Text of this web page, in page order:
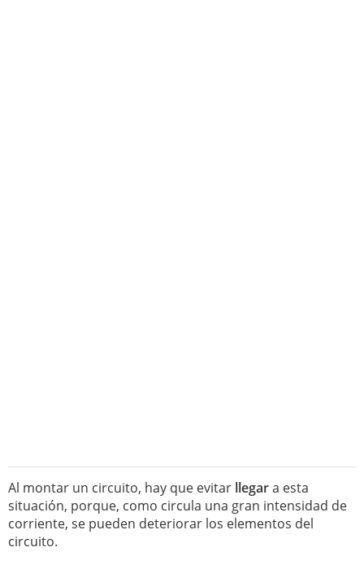
Al montar un circuito, hay que evitar llegara esta
situación, porque, como circula una gran intensidad de
corriente, se pueden deteriorar los elementos del
circuito.